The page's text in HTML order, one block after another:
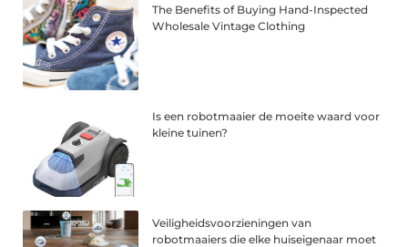
The Benefits of Buying Hand-Inspected
Wholesale Vintage Clothing
Is een robotmaaier de moeite waard voor
kleine tuinen?
Veiligheidsvoorzieningen van
robotmaaiers die elke huiseigenaar moet